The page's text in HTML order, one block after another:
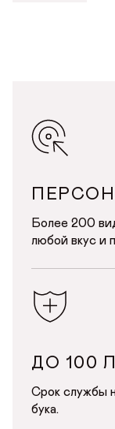
Более 200
любой вкус и
ДО 100
Срок службы
бука.